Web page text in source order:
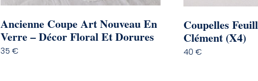
Ancienne Coupe Art Nouveau En
Verre – Décor Floral Et Dorures
35€
Coupelles
Clément (x4)
40 €